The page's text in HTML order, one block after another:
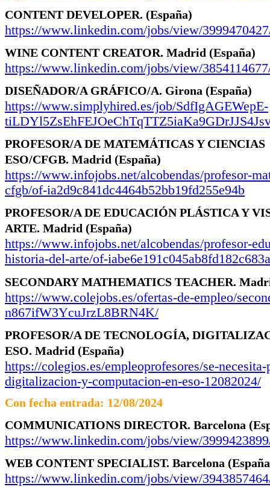
CONTENT DEVELOPER. (España)
https://www.linkedin.com/jobs/view/
WINE CONTENT CREATOR. Madrid (España)
https://www.linkedin.com/jobs/view/
DISEÑADOR/A GRÁFICO/A. Girona (España)
https://www.simplyhired.es/job/SdfIgAGEWepE-
PROFESOR/A DE MATEMÁTICAS Y CIENCIAS
ESO/CFGB. Madrid (España)
https://www.infojobs.net/alcobendas/profesor-
cfgb/of-ia2d9c841dc4464b52bb19fd255e94b
PROFESOR/A DE EDUCACIÓN PLÁSTICA Y
ARTE. Madrid (España)
https://www.infojobs.net/alcobendas/profesor-
historia-del-arte/of-
SECONDARY MATHEMATICS TEACHER.
https://www.colejobs.es/ofertas-de-empleo/
n867ifW3YcuJrzL8BRN4K/
PROFESOR/A DE TECNOLOGÍA,
ESO. Madrid (España)
https://colegios.es/empleoprofesores/se-
digitalizacion-y-computacion-en-eso-12082024/
Con fecha entrada: 12/08/2024
COMMUNICATIONS DIRECTOR. Barcelona
https://www.linkedin.com/jobs/view/
WEB CONTENT SPECIALIST. Barcelona
https://www.linkedin.com/jobs/view/